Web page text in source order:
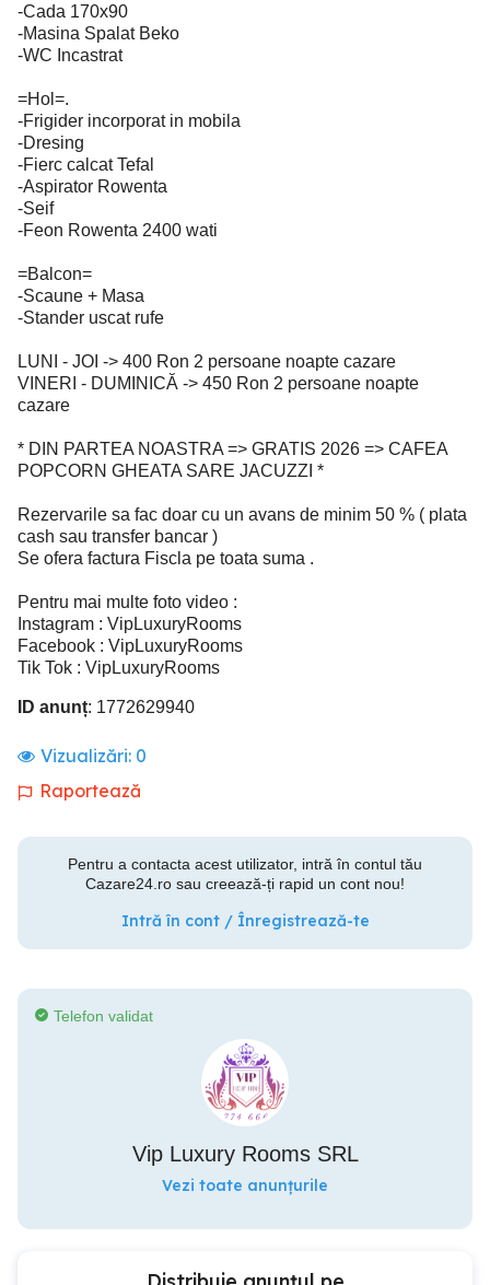
-Cada 170x90
-Masina Spalat Beko
-WC Incastrat
=Hol=.
-Frigider incorporat in mobila
-Dresing
-Fierc calcat Tefal
-Aspirator Rowenta
-Seif
-Feon Rowenta 2400 wati
=Balcon=
-Scaune + Masa
-Stander uscat rufe
LUNI - JOI -> 400 Ron 2 persoane noapte cazare
VINERI - DUMINICĂ -> 450 Ron 2 persoane noapte
cazare
* DIN PARTEA NOASTRA => GRATIS 2026 => CAFEA
POPCORN GHEATA SARE JACUZZI *
Rezervarile sa fac doar cu un avans de minim 50 % ( plata
cash sau transfer bancar )
Se ofera factura Fiscla pe toata suma .
Pentru mai multe foto video :
Instagram : VipLuxuryRooms
Facebook : VipLuxuryRooms
Tik Tok : VipLuxuryRooms
ID anunț: 1772629940
Vizualizări: 0
Raportează
Pentru a contacta acest utilizator, intră în contul tău
Cazare24.ro sau creează-ți rapid un cont nou!
Intră în cont / Înregistrează-te
Telefon validat
Vip Luxury Rooms SRL
Vezi toate anunțurile